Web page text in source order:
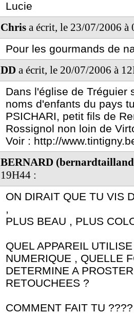
Lucie
Chris a écrit, le 23/07/2006 à
Pour les gourmands de
DD a écrit, le 20/07/2006 à
Dans l'église de Tréguier
noms d'enfants du pays
PSICHARI, petit fils de
Rossignol non loin de
Voir : http://
BERNARD
19H44 :
ON DIRAIT QUE TU VIS
,
PLUS BEAU , PLUS
QUEL APPAREIL
NUMERIQUE , QUELLE
DETERMINE A
RETOUCHEES ?
COMMENT FAIT TU ????